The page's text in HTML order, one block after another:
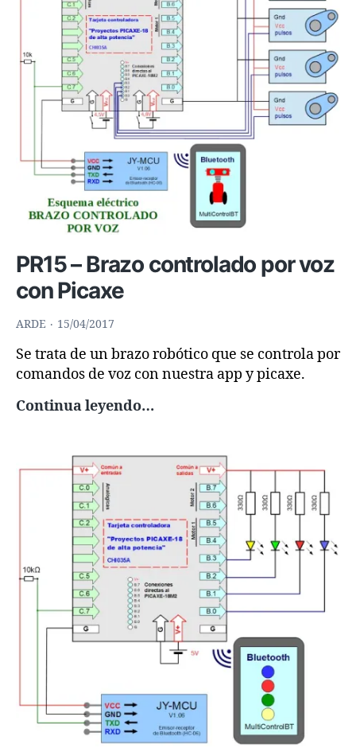
con
robots
programables
PR15 – Brazo controlado por voz
con Picaxe
ARDE 15/04/2017
Se trata de un brazo robótico que se controla por
comandos de voz con nuestra app y picaxe.
Continua leyendo…PR15
controlado
con
Picaxe